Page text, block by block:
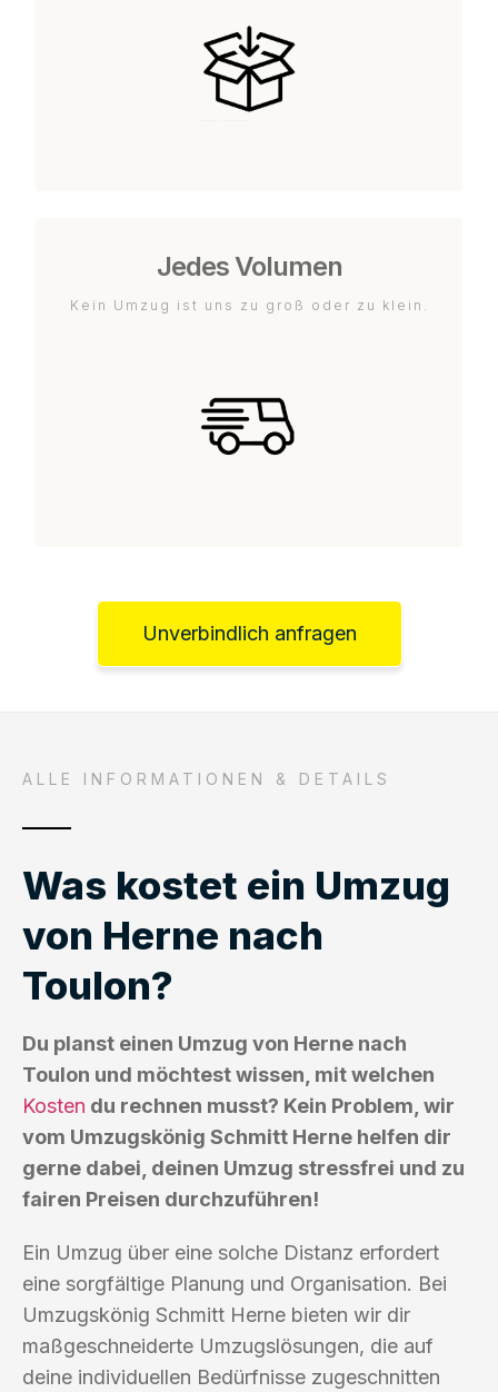
Jedes Volumen
Kein Umzug ist uns zu groß oder zu klein.
Unverbindlich anfragen
ALLE INFORMATIONEN & DETAILS
Was kostet ein Umzug
von Herne nach
Toulon?
Du planst einen Umzug von Herne nach
Toulon und möchtest wissen, mit welchen
Kosten du rechnen musst? Kein Problem, wir
vom Umzugskönig Schmitt Herne helfen dir
gerne dabei, deinen Umzug stressfrei und zu
fairen Preisen durchzuführen!
Ein Umzug über eine solche Distanz erfordert
eine sorgfältige Planung und Organisation. Bei
Umzugskönig Schmitt Herne bieten wir dir
maßgeschneiderte Umzugslösungen, die auf
deine individuellen Bedürfnisse zugeschnitten